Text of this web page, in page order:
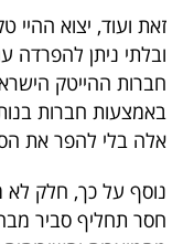
פרסמו
באייס
עקבו
אחרינו:
זאת ועוד, יצוא
ובלתי ניתן להפרדה
חברות ההייטק
באמצעות חברות
אלה בלי להפר את
נוסף על כך, חלק לא
חסר תחליף סביר